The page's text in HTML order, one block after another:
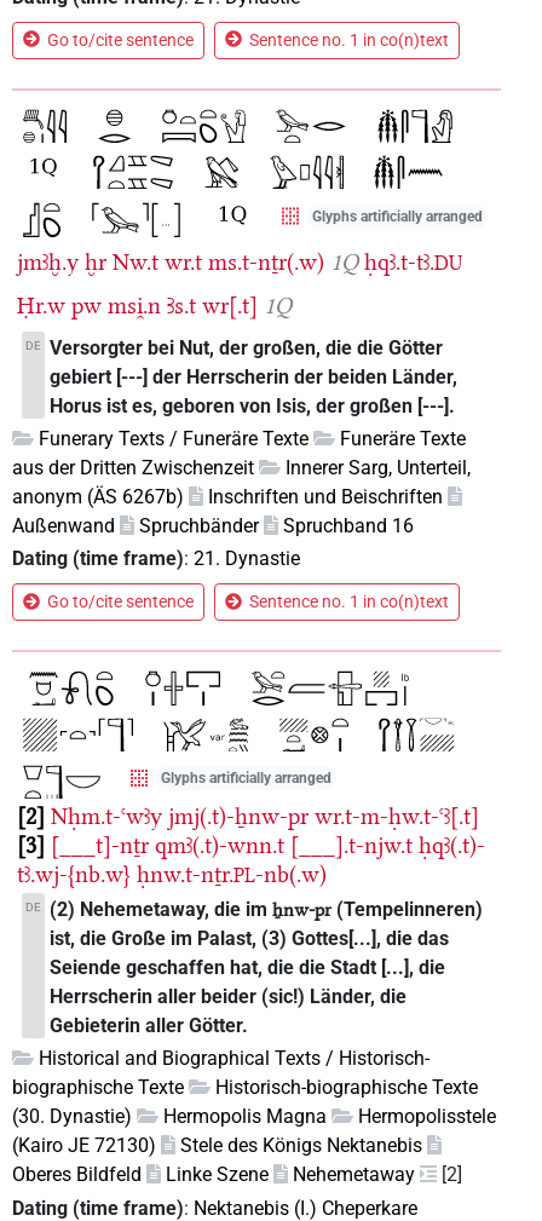
Go to/cite sentence Sentence no. 1 in co(n)text
Glyphs artificially arranged
jmꜣḫ.y ḫr Nw.t wr.t ms.t-nṯr(.w) 1Qḥqꜣ.t-tꜣ.DU
Ḥr.w pw msi̯.n Ꜣs.t wr[.t] 1Q
DE Versorgter bei Nut, der großen, die die Götter
gebiert [---] der Herrscherin der beiden Länder,
Horus ist es, geboren von Isis, der großen [---].
Funerary Texts / Funeräre Texte
Funeräre Texte
aus der Dritten Zwischenzeit
Innerer Sarg, Unterteil,
anonym (ÄS 6267b)
Inschriften und Beischriften
Außenwand
Spruchbänder
Spruchband 16
Dating (time frame): 21. Dynastie
Go to/cite sentence Sentence no. 1 in co(n)text
Glyphs artificially arranged
2 Nḥm.t-ꜥwꜣy jmj(.t)-ẖnw-pr wr.t-m-ḥw.t-ꜥꜣ[.t]
3
[___t]-nṯr qmꜣ(.t)-wnn.t [___].t-njw.t ḥqꜣ(.t)-
tꜣ.wj-{nb.w} ḥnw.t-nṯr.PL-nb(.w)
DE (2) Nehemetaway, die imẖnw-pr(Tempelinneren)
ist, die Große im Palast, (3) Gottes[...], die das
Seiende geschaffen hat, die die Stadt [...], die
Herrscherin aller beider (sic!) Länder, die
Gebieterin aller Götter.
Historical and Biographical Texts / Historisch-
biographische Texte
Historisch-biographische Texte
(30. Dynastie)
Hermopolis Magna
Hermopolisstele
(Kairo JE 72130)
Stele des Königs Nektanebis
Oberes Bildfeld
Linke Szene Nehemetaway
[2]
Dating (time frame): Nektanebis (I.) Cheperkare